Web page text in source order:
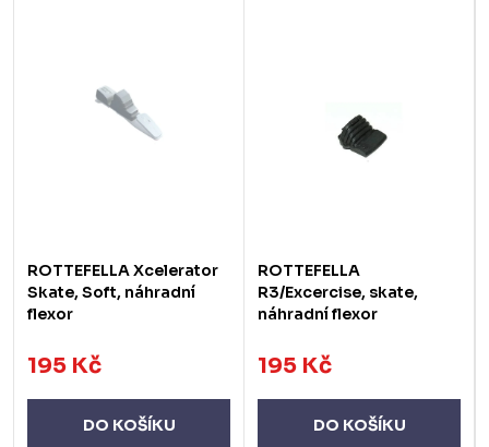
ROTTEFELLA Xcelerator
Skate, Soft, náhradní
flexor
195 Kč
DO KOŠÍKU
ROTTEFELLA
R3/Excercise, skate,
náhradní flexor
195 Kč
DO KOŠÍKU